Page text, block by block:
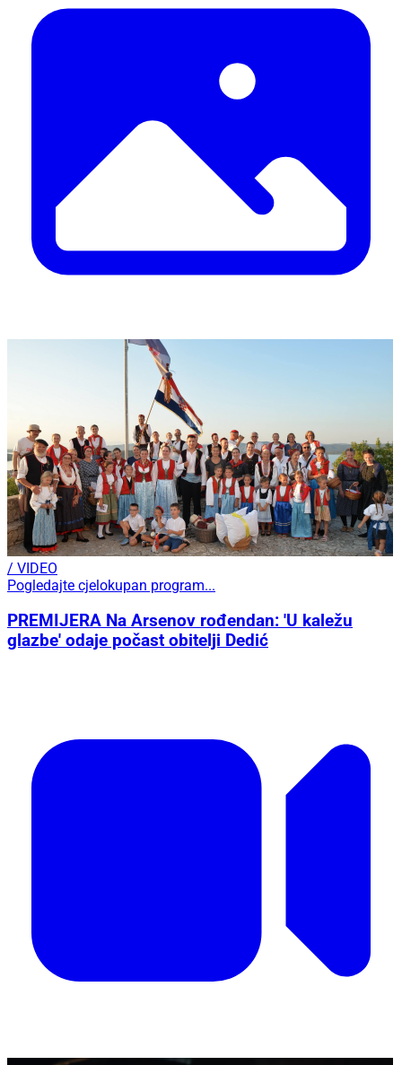
/ VIDEO
Pogledajte cjelokupan program...
PREMIJERA Na Arsenov rođendan: 'U kaležu
glazbe' odaje počast obitelji Dedić